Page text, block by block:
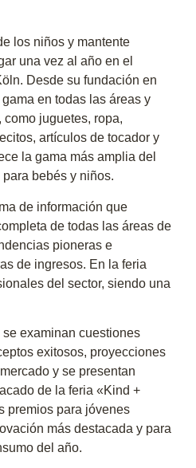
los niños y mantente
una vez al año en el
Desde su fundación en
en todas las áreas y
juguetes, ropa,
artículos de tocador y
la gama más amplia del
bebés y niños.
de información que
de todas las áreas de
pioneras e
de ingresos. En la feria
del sector, siendo una
examinan cuestiones
exitosos, proyecciones
y se presentan
de la feria «Kind +
premios para jóvenes
más destacada y para
del año.